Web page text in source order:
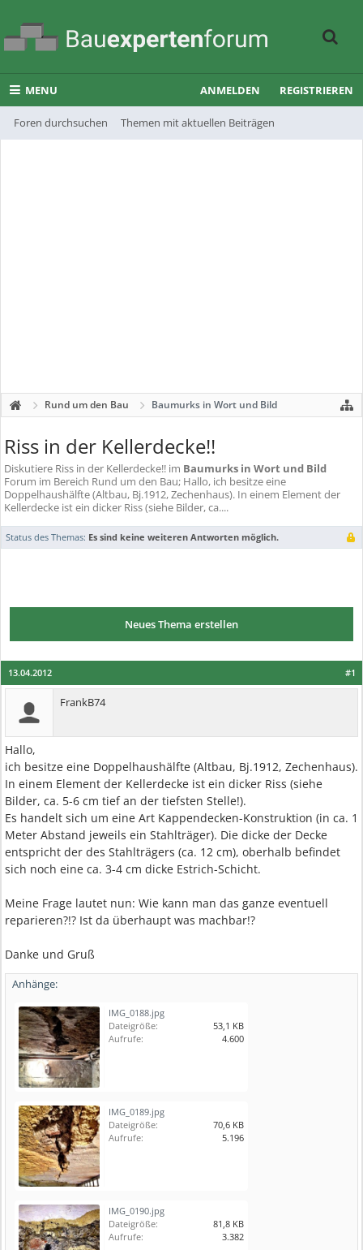
MENU
Foren durchsuchen Themen mit aktuellen Beiträgen
ANMELDEN REGISTRIEREN
Rund um den Bau Baumurks in Wort und Bild
Riss in der Kellerdecke!!
Diskutiere Riss in der Kellerdecke!! im Baumurks in Wort und Bild
Forum im Bereich Rund um den Bau; Hallo, ich besitze eine
Doppelhaushälfte (Altbau, Bj.1912, Zechenhaus). In einem Element der
Kellerdecke ist ein dicker Riss (siehe Bilder, ca....
Status des Themas: Es sind keine weiteren Antworten möglich.
Neues Thema erstellen
#1
13.04.2012
FrankB74
Hallo,
ich besitze eine Doppelhaushälfte (Altbau, Bj.1912, Zechenhaus).
In einem Element der Kellerdecke ist ein dicker Riss (siehe
Bilder, ca. 5-6 cm tief an der tiefsten Stelle!).
Es handelt sich um eine Art Kappendecken-Konstruktion (in ca. 1
Meter Abstand jeweils ein Stahlträger). Die dicke der Decke
entspricht der des Stahlträgers (ca. 12 cm), oberhalb befindet
sich noch eine ca. 3-4 cm dicke Estrich-Schicht.
Meine Frage lautet nun: Wie kann man das ganze eventuell
reparieren?!? Ist da überhaupt was machbar!?
Danke und Gruß
Anhänge:
IMG_0188.jpg
Dateigröße:
53,1 KB
Aufrufe:
4.600
IMG_0189.jpg
Dateigröße:
70,6 KB
Aufrufe:
5.196
IMG_0190.jpg
Dateigröße:
81,8 KB
Aufrufe:
3.382